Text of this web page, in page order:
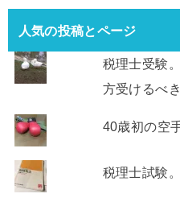
人気の投稿とページ
税理士受験
方受けるべ
40歳初の空
税理士試験